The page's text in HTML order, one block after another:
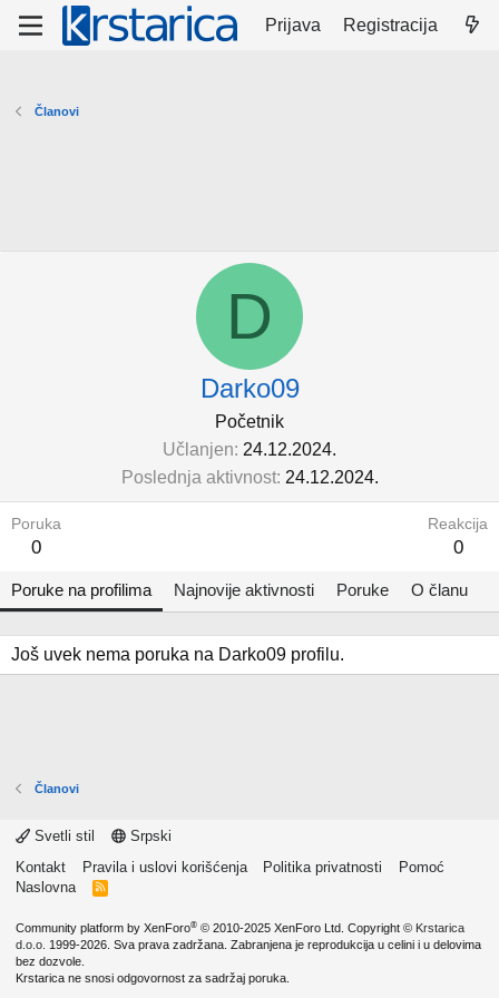
Prijava Registracija
Članovi
D
Darko09
Početnik
Učlanjen 24.12.2024.
Poslednja aktivnost 24.12.2024.
Poruka
0
Reakcija
0
Poruke na profilima Najnovije aktivnosti Poruke O članu
Još uvek nema poruka na Darko09 profilu.
Članovi
Svetli stil
Srpski
Kontakt
Pravila i uslovi korišćenja Politika privatnosti
Pomoć
Naslovna
R
Community platform by XenForo® © 2010-2025 XenForo Ltd. Copyright © Krstarica
d.o.o. 1999-2026. Sva prava zadržana. Zabranjena je reprodukcija u celini i u delovima
bez dozvole.
Krstarica ne snosi odgovornost za sadržaj poruka.